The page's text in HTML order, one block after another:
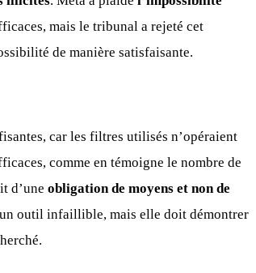
mais le tribunal a rejeté cet
de manière satisfaisante.
car les filtres utilisés n’opéraient
comme en témoigne le nombre de
d’une obligation de moyens et non de
un outil infaillible, mais elle doit démontrer